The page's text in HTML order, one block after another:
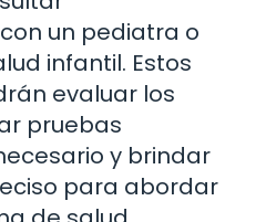
un pediatra o
infantil. Estos
evaluar los
pruebas
y brindar
para abordar